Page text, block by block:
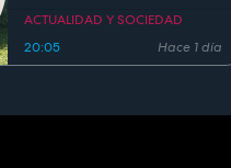
regla de los 5 segundos
ACTUALIDAD Y SOCIEDAD
20:05
Hace 1 día